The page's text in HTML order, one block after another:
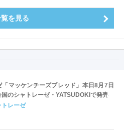
を見る
「マッケンチーズブレッド」本日8月7日
国のシャトレーゼ・YATSUDOKIで発売
トレーゼ